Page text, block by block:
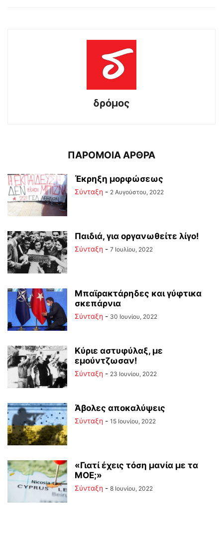
δρόμος
ΠΑΡΟΜΟΙΑ ΑΡΘΡΑ
Έκρηξη μορφώσεως
Σύνταξη - 2 Αυγούστου, 2022
Παιδιά, για οργανωθείτε λίγο!
Σύνταξη - 7 Ιουλίου, 2022
Μπαϊρακτάρηδες και γύφτικα
σκεπάρνια
Σύνταξη - 30 Ιουνίου, 2022
Κύριε αστυφύλαξ, με
εμούντζωσαν!
Σύνταξη - 23 Ιουνίου, 2022
Άβολες αποκαλύψεις
Σύνταξη - 15 Ιουνίου, 2022
«Γιατί έχεις τόση μανία με τα
ΜΟΕ;»
Σύνταξη - 8 Ιουνίου, 2022